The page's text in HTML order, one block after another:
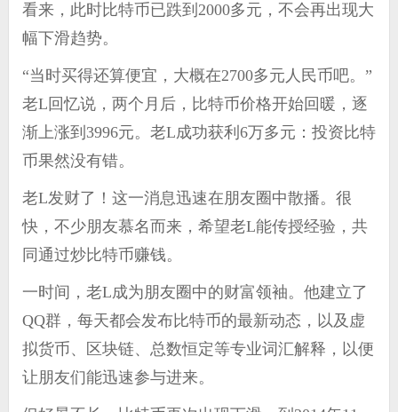
看来，此时比特币已跌到2000多元，不会再出现大
幅下滑趋势。
“当时买得还算便宜，大概在2700多元人民币吧。”
老L回忆说，两个月后，比特币价格开始回暖，逐
渐上涨到3996元。老L成功获利6万多元：投资比特
币果然没有错。
老L发财了！这一消息迅速在朋友圈中散播。很
快，不少朋友慕名而来，希望老L能传授经验，共
同通过炒比特币赚钱。
一时间，老L成为朋友圈中的财富领袖。他建立了
QQ群，每天都会发布比特币的最新动态，以及虚
拟货币、区块链、总数恒定等专业词汇解释，以便
让朋友们能迅速参与进来。